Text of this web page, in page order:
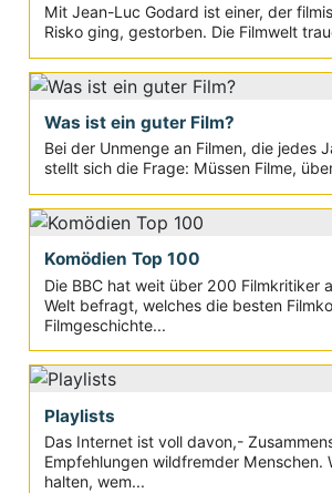
Mit Jean-Luc Godard ist einer, der
Risko ging, gestorben. Die Filmwelt
Was ist ein guter Film?
Bei der Unmenge an Filmen, die jedes
stellt sich die Frage: Müssen Filme,
Komödien Top 100
Die BBC hat weit über 200 Filmkritiker
Welt befragt, welches die besten
Filmgeschichte...
Playlists
Das Internet ist voll davon,-
Empfehlungen wildfremder Menschen.
halten, wem...